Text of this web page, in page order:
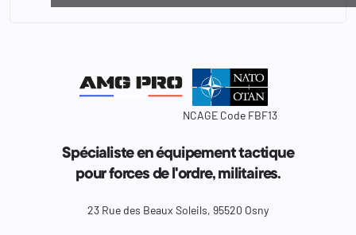
NCAGE Code FBF13
Spécialiste en équipement tactique
pour forces de l'ordre, militaires.
23 Rue des Beaux Soleils, 95520 Osny